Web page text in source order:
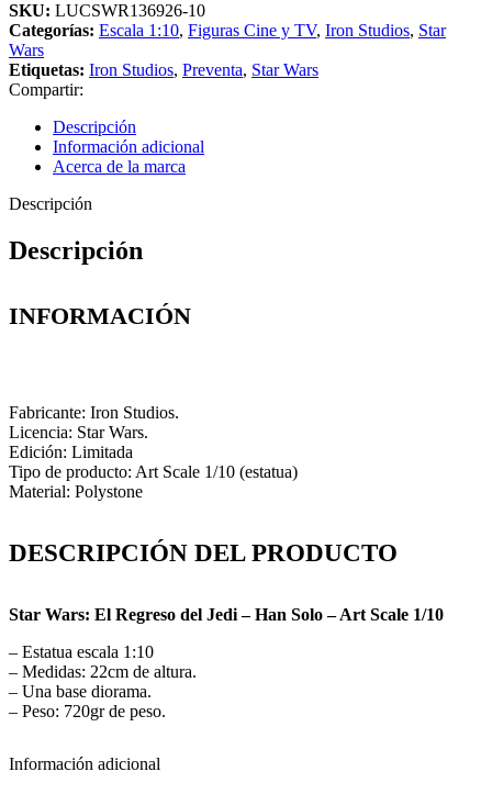
SKU: LUCSWR136926-10
Categorías: Escala 1:10, Figuras Cine y TV, Iron Studios, Star
Wars
Etiquetas: Iron Studios, Preventa, Star Wars
Compartir:
Descripción
Información adicional
Acerca de la marca
Descripción
Descripción
INFORMACIÓN
Fabricante: Iron Studios.
Licencia: Star Wars.
Edición: Limitada
Tipo de producto: Art Scale 1/10 (estatua)
Material: Polystone
DESCRIPCIÓN DEL PRODUCTO
Star Wars: El Regreso del Jedi – Han Solo – Art Scale 1/10
– Estatua escala 1:10
– Medidas: 22cm de altura.
– Una base diorama.
– Peso: 720gr de peso.
Información adicional